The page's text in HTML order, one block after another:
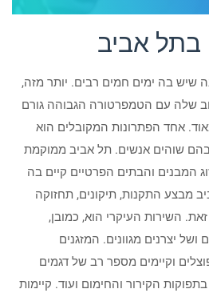
בתל אביב
שיש בה ימים חמים רבים. יותר מזה,
שלה עם הטמפרטורה הגבוהה גורם
אחד הפתרונות המקובלים הוא
בהם שוהים אנשים. תל אביב ממוקמת
המבנים והבתים הפרטיים קיים בה
מבצע התקנות, תיקונים, תחזוקה
השירות העיקרי הוא, כמובן,
ושל יצרנים מגוונים. המזגנים
וקיימים מספר רב של דגמים
הקירור והחימום ועוד. קיימות